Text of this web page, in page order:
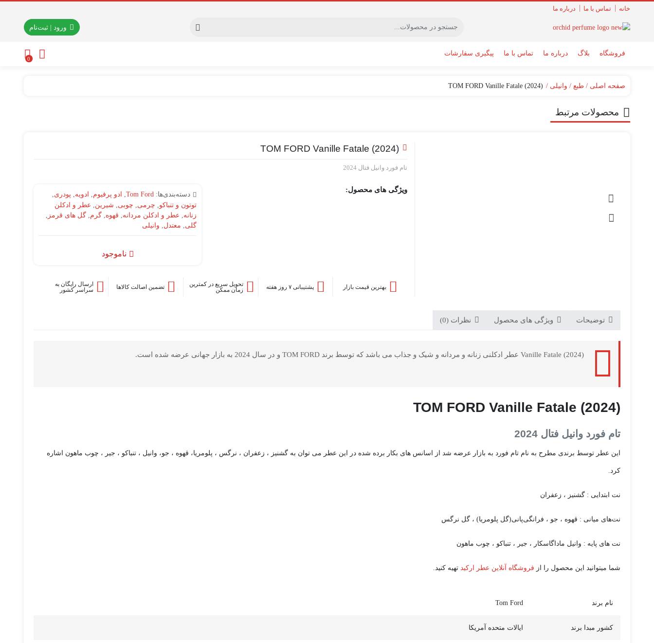
خانه تماس با ما درباره ما
ورود | ثبت‌نام
فروشگاه بلاگ درباره ما تماس با ما پیگیری سفارشات
0
صفحه اصلی طبع وانیلی TOM FORD Vanille Fatale (2024)
محصولات مرتبط
TOM FORD Vanille Fatale (2024)
تام فورد وانیل فتال 2024
ویژگی های محصول:
دسته‌بندی‌ها: Tom Ford
, ادو پرفیوم ادویه پودری
توتون و تنباکو
چرمی چوبی شیرین
عطر و ادکلن
زنانه
عطر و ادکلن مردانه قهوه گرم گل های قرمز
گلی
معتدل وانیلی
ناموجود
بهترین قیمت بازار پشتیبانی ۷ روز هفته
تحویل سریع در کمترین
زمان ممکن
تضمین اصالت کالاها
ارسال رایگان به
سراسر کشور
توضیحات ویژگی های محصول نظرات (0)
Vanille Fatale (2024) عطر ادکلنی زنانه و مردانه و شیک و جذاب می باشد که توسط برند TOM FORD و در سال 2024 به بازار جهانی عرضه شده است.
TOM FORD Vanille Fatale (2024)
تام فورد وانیل فتال 2024
این عطر توسط برندی مطرح به نام تام فورد به بازار عرضه شد از اسانس های بکار برده شده در این عطر می توان به گشنیز ، زعفران ، نرگس ، پلومریا، قهوه ، جو، وانیل ، تنباکو ، جیر ، چوب ماهون اشاره
کرد.
نت ابتدایی : گشنیز ، زعفران
نت‌های میانی : قهوه ، جو ، فرانگی‌پانی(گل پلومریا) ، گل نرگس
نت های پایه : وانیل ماداگاسکار ، جیر ، تنباکو ، چوب ماهون
شما میتوانید این محصول را از فروشگاه آنلاین عطر ارکیدتهیه کنید.
نام برند Tom Ford
کشور مبدا برند ایالات متحده آمریکا